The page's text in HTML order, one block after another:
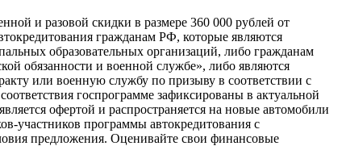
и разовой скидки в размере 360 000 рублей от
гражданам РФ, которые являются
образовательных организаций, либо гражданам
обязанности и военной службе», либо являются
или военную службу по призыву в соответствии с
госпрограмме зафиксированы в актуальной
офертой и распространяется на новые автомобили
участников программы автокредитования с
предложения. Оценивайте свои финансовые